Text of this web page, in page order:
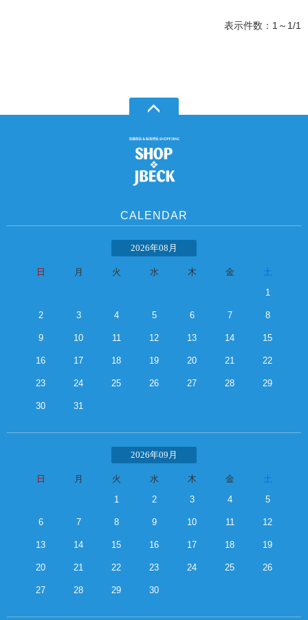
表示件数：1～1/1
CALENDAR
2026年08月
日 月 火 水 木 金
1
2 3 4 5 6 7 8
9 10 11 12 13 14 15
16 17 18 19 20 21 22
23 24 25 26 27 28 29
30 31
2026年09月
日 月 火 水 木 金
1
2 3 4 5
6 7 8 9 10 11 12
13 14 15 16 17 18 19
20 21 22 23 24 25 26
27 28 29 30